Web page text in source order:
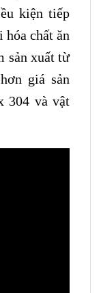
kiện tiếp
chất ăn
sản xuất từ
giá sản
304 và vật